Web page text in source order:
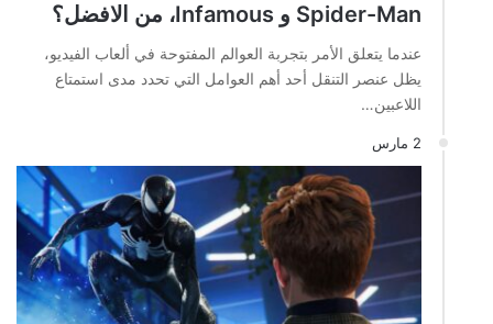
Spider-Man و Infamous، من الافضل؟
عندما يتعلق الأمر بتجربة العوالم المفتوحة في ألعاب الفيديو،
يظل عنصر التنقل أحد أهم العوامل التي تحدد مدى استمتاع
اللاعبين…
2 مارس